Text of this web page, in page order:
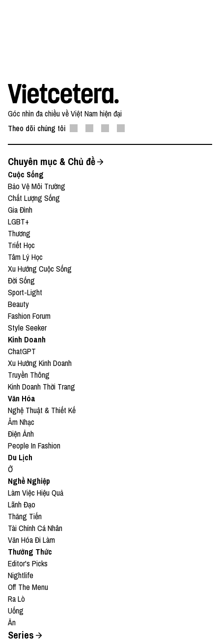
Góc nhìn đa chiều về Việt Nam hiện đại
Theo dõi chúng tôi
Chuyên mục & Chủ đề
Cuộc Sống
Bảo Vệ Môi Trường
Chất Lượng Sống
Gia Đình
LGBT+
Thương
Triết Học
Tâm Lý Học
Xu Hướng Cuộc Sống
Đời Sống
Sport-Light
Beauty
Fashion Forum
Style Seeker
Kinh Doanh
ChatGPT
Xu Hướng Kinh Doanh
Truyền Thông
Kinh Doanh Thời Trang
Văn Hóa
Nghệ Thuật & Thiết Kế
Âm Nhạc
Điện Ảnh
People In Fashion
Du Lịch
Ở
Nghề Nghiệp
Làm Việc Hiệu Quả
Lãnh Đạo
Thăng Tiến
Tài Chính Cá Nhân
Văn Hóa Đi Làm
Thưởng Thức
Editor's Picks
Nightlife
Off The Menu
Ra Lò
Uống
Ăn
Series